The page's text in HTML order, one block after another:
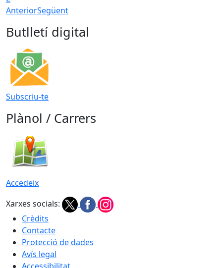
AnteriorSegüent
Butlletí digital
Subscriu-te
Plànol / Carrers
Accedeix
Xarxes socials:
Crèdits
Contacte
Protecció de dades
Avís legal